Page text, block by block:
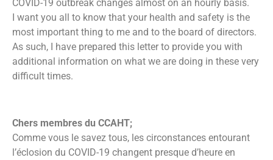
COVID-19 outbreak changes almost on an hourly basis.
I want you all to know that your health and safety is the
most important thing to me and to the board of directors.
As such, I have prepared this letter to provide you with
additional information on what we are doing in these very
difficult times.
Chers membres du CCAHT;
Comme vous le savez tous, les circonstances entourant
l’éclosion du COVID-19 changent presque d’heure en